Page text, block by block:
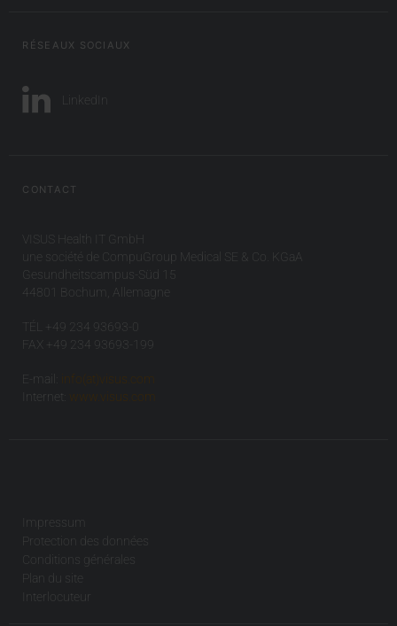
RÉSEAUX SOCIAUX
LinkedIn
CONTACT
VISUS Health IT GmbH
une société de CompuGroup Medical SE & Co. KGaA
Gesundheitscampus-Süd 15
44801 Bochum, Allemagne
TÉL +49 234 93693-0
FAX +49 234 93693-199
E-mail:
info(at)visus.com
Internet:
www.visus.com
Impressum
Protection des données
Conditions générales
Plan du site
Interlocuteur